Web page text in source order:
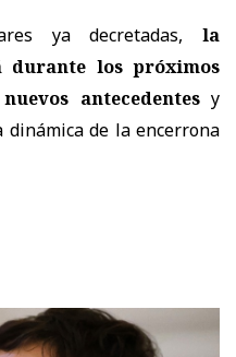
ya decretadas, la
durante los próximos
antecedentesy
dinámica de la encerrona